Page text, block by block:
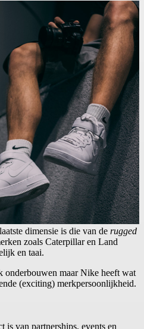
dimensie is die van de rugged
zoals Caterpillar en Land
en taai.
onderbouwen maar Nike heeft wat
(exciting) merkpersoonlijkheid.
is van partnerships, events en